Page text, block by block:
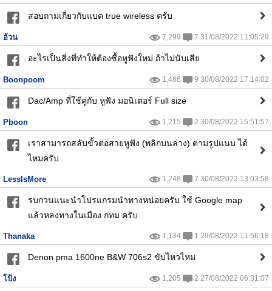
สอบถามเกี่ยวกับแบต true wireless ครับ
อ้วน 7,299 7 31/08/2022 11:05:29
อะไรเป็นสิ่งที่ทำให้ต้องซื้อหูฟังใหม่ ถ้าไม่นับเสีย
Boonpoom 1,466 9 30/08/2022 17:14:02
Dac/Amp ที่ใช้คู่กับ หูฟัง มอนิเตอร์ Full size
Pboon 1,215 2 30/08/2022 15:51:57
เราสามารถสลับขั้วต่อสายหูฟัง (พลิกบนล่าง) ตามรูปแนบ ได้
ไหมครับ
LessIsMore 1,248 7 30/08/2022 13:03:58
รบกวนแนะนำโปรแกรมนำทางหน่อยครับ ใช้ Google map
แล้วหลงทางในเมือง กทม ครับ
Thanaka 1,134 1 29/08/2022 11:56:18
Denon pma 1600ne B&W 706s2 ขับไหวไหม
โป้ง 1,205 2 27/08/2022 06:31:07